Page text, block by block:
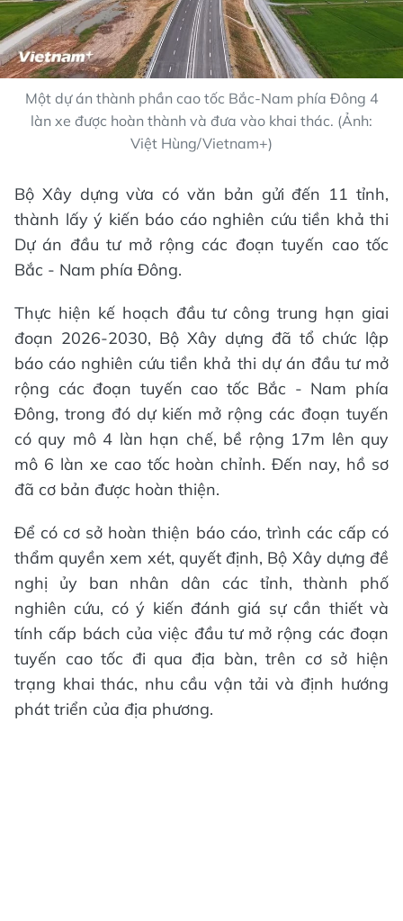
Một dự án thành phần cao tốc Bắc-Nam phía Đông 4
làn xe được hoàn thành và đưa vào khai thác. (Ảnh:
Việt Hùng/Vietnam+)
Bộ Xây dựng vừa có văn bản gửi đến 11 tỉnh,
thành lấy ý kiến báo cáo nghiên cứu tiền khả thi
Dự án đầu tư mở rộng các đoạn tuyến cao tốc
Bắc - Nam phía Đông.
Thực hiện kế hoạch đầu tư công trung hạn giai
đoạn 2026-2030, Bộ Xây dựng đã tổ chức lập
báo cáo nghiên cứu tiền khả thi dự án đầu tư mở
rộng các đoạn tuyến cao tốc Bắc - Nam phía
Đông, trong đó dự kiến mở rộng các đoạn tuyến
có quy mô 4 làn hạn chế, bề rộng 17m lên quy
mô 6 làn xe cao tốc hoàn chỉnh. Đến nay, hồ sơ
đã cơ bản được hoàn thiện.
Để có cơ sở hoàn thiện báo cáo, trình các cấp có
thẩm quyền xem xét, quyết định, Bộ Xây dựng đề
nghị ủy ban nhân dân các tỉnh, thành phố
nghiên cứu, có ý kiến đánh giá sự cần thiết và
tính cấp bách của việc đầu tư mở rộng các đoạn
tuyến cao tốc đi qua địa bàn, trên cơ sở hiện
trạng khai thác, nhu cầu vận tải và định hướng
phát triển của địa phương.